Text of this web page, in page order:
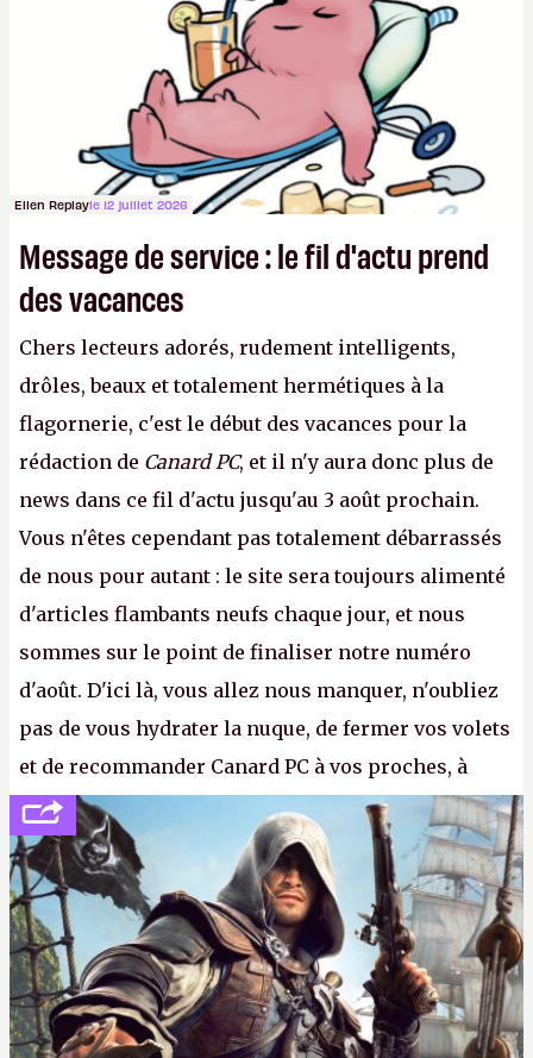
aux adultes, qui ne sont jamais que des enfants
avec du pouvoir d'achat.P.
Ellen Replayle 12 juillet 2026
Message de service : le fil d'actu prend
des vacances
Chers lecteurs adorés, rudement intelligents,
drôles, beaux et totalement hermétiques à la
flagornerie, c'est le début des vacances pour la
rédaction de Canard PC, et il n'y aura donc plus de
news dans ce fil d'actu jusqu'au 3 août prochain.
Vous n'êtes cependant pas totalement débarrassés
de nous pour autant : le site sera toujours alimenté
d'articles flambants neufs chaque jour, et nous
sommes sur le point de finaliser notre numéro
d'août. D'ici là, vous allez nous manquer, n'oubliez
pas de vous hydrater la nuque, de fermer vos volets
et de recommander Canard PC à vos proches, à
votre famille et aux inconnus que vous croisez
dans la rue. Bon été à tous ! –ER.